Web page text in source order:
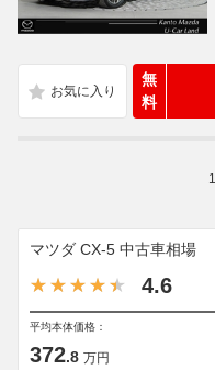
無
料
1
マツダ CX-5 中古車相場
4.6
平均本体価格：
372.8 万円